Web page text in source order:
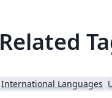
Related
International Languages